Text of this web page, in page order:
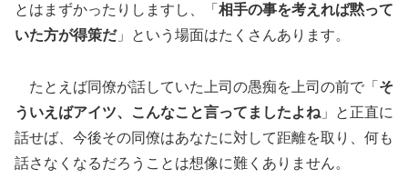
とはまずかったりしますし、「 相手の事を考えれば黙って
いた方が得策だ」という場面はたくさんあります。
たとえば同僚が話していた上司の愚痴を上司の前で「 そ
ういえばアイツ、こんなこと言ってましたよね 」と正直に
話せば、今後その同僚はあなたに対して距離を取り、何も
話さなくなるだろうことは想像に難くありません。